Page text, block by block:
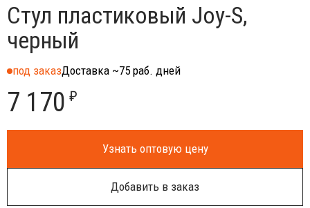
Стул пластиковый Joy-S,
черный
под заказДоставка ~75 раб. дней
7 170 ₽
Узнать оптовую цену
Добавить в заказ